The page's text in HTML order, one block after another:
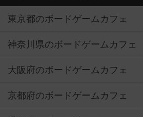
東京都のボードゲームカフェ
神奈川県のボードゲームカフェ
大阪府のボードゲームカフェ
京都府のボードゲームカフェ